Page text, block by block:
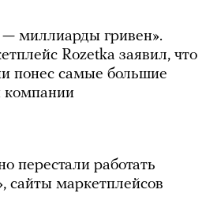
миллиарды гривен».
Rozetka заявил, что
понес самые большие
компании
перестали работать
сайты маркетплейсов